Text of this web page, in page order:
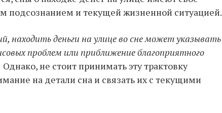
подсознанием и текущей жизненной ситуацией.
находить деньги на улице во сне может указывать
проблем или приближение благоприятного
Однако, не стоит принимать эту трактовку
на детали сна и связать их с текущими